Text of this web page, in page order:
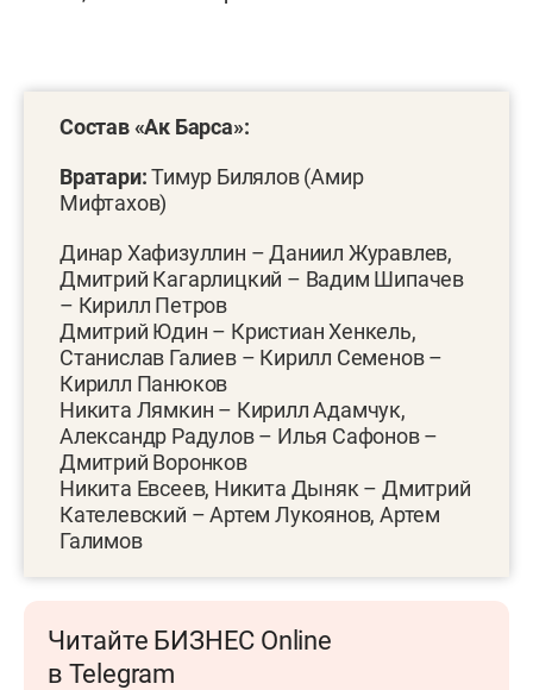
Состав «Ак Барса»:
Вратари:Тимур Билялов (Амир
Мифтахов)
Динар Хафизуллин – Даниил Журавлев,
Дмитрий Кагарлицкий – Вадим Шипачев
– Кирилл Петров
Дмитрий Юдин – Кристиан Хенкель,
Станислав Галиев – Кирилл Семенов –
Кирилл Панюков
Никита Лямкин – Кирилл Адамчук,
Александр Радулов – Илья Сафонов –
Дмитрий Воронков
Никита Евсеев, Никита Дыняк – Дмитрий
Кателевский – Артем Лукоянов, Артем
Галимов
Читайте БИЗНЕС Online
в Telegram